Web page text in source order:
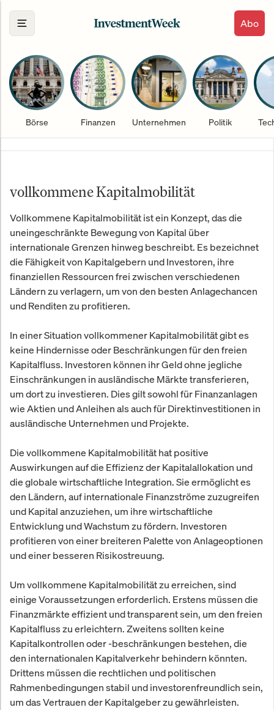
Abo
Börse Finanzen Unternehmen Politik
vollkommene Kapitalmobilität
Vollkommene Kapitalmobilität ist ein Konzept, das die
uneingeschränkte Bewegung von Kapital über
internationale Grenzen hinweg beschreibt. Es bezeichnet
die Fähigkeit von Kapitalgebern und Investoren, ihre
finanziellen Ressourcen frei zwischen verschiedenen
Ländern zu verlagern, um von den besten Anlagechancen
und Renditen zu profitieren.
In einer Situation vollkommener Kapitalmobilität gibt es
keine Hindernisse oder Beschränkungen für den freien
Kapitalfluss. Investoren können ihr Geld ohne jegliche
Einschränkungen in ausländische Märkte transferieren,
um dort zu investieren. Dies gilt sowohl für Finanzanlagen
wie Aktien und Anleihen als auch für Direktinvestitionen in
ausländische Unternehmen und Projekte.
Die vollkommene Kapitalmobilität hat positive
Auswirkungen auf die Effizienz der Kapitalallokation und
die globale wirtschaftliche Integration. Sie ermöglicht es
den Ländern, auf internationale Finanzströme zuzugreifen
und Kapital anzuziehen, um ihre wirtschaftliche
Entwicklung und Wachstum zu fördern. Investoren
profitieren von einer breiteren Palette von Anlageoptionen
und einer besseren Risikostreuung.
Um vollkommene Kapitalmobilität zu erreichen, sind
einige Voraussetzungen erforderlich. Erstens müssen die
Finanzmärkte effizient und transparent sein, um den freien
Kapitalfluss zu erleichtern. Zweitens sollten keine
Kapitalkontrollen oder -beschränkungen bestehen, die
den internationalen Kapitalverkehr behindern könnten.
Drittens müssen die rechtlichen und politischen
Rahmenbedingungen stabil und investorenfreundlich sein,
um das Vertrauen der Kapitalgeber zu gewährleisten.